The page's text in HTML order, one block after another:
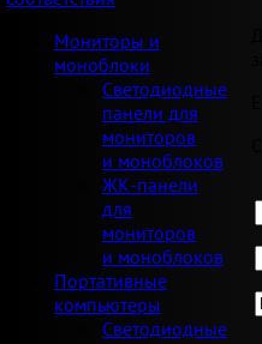
Мониторы и
моноблоки
Светодиодные
панели для
мониторов
и моноблоков
ЖК-панели
для
мониторов
и моноблоков
Портативные
компьютеры
Светодиодные